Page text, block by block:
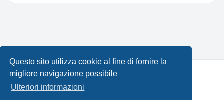
Questo sito utilizza cookie al fine di fornire la
migliore navigazione possibile
Ulteriori informazioni
Creato daphpBB® Forum Software © phpBB Limited •